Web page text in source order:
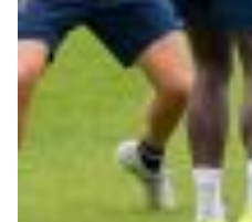
Gift Card Online Store